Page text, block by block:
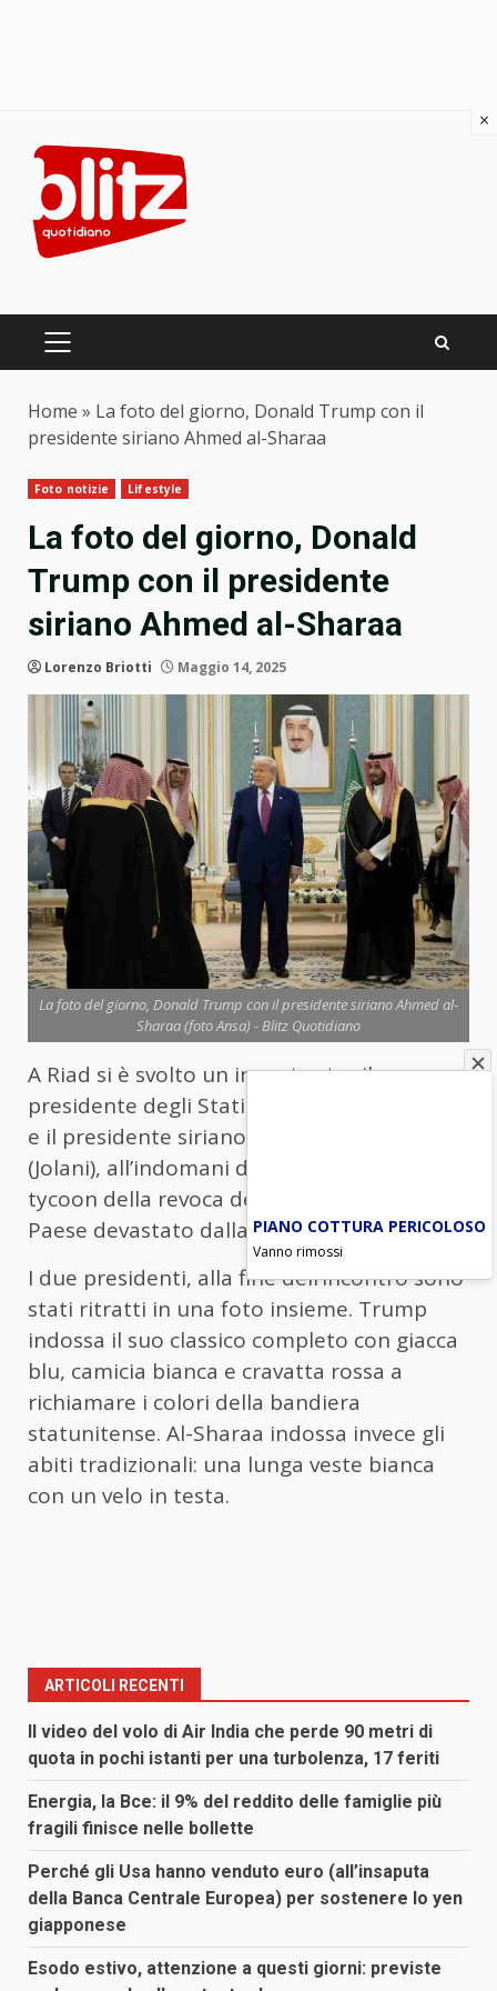
content
PRIMARY
Home » La foto del giorno, Donald Trump con il
presidente siriano Ahmed al-Sharaa
Foto notizie Lifestyle
La foto del giorno, Donald
Trump con il presidente
siriano Ahmed al-Sharaa
Lorenzo Briotti Maggio 14, 2025
La foto del giorno, Donald Trump con il presidente siriano Ahmed al-
Sharaa (foto Ansa) - Blitz Quotidiano
A Riad si è svolto un incontro tra il
presidente degli Stati Uniti Donald Trump
e il presidente siriano Ahmed al-Sharaa
(Jolani), all’indomani dell’annuncio del
tycoon della revoca delle sanzioni contro il
Paese devastato dalla guerra.
I due presidenti, alla fine dell’incontro sono
stati ritratti in una foto insieme. Trump
indossa il suo classico completo con giacca
blu, camicia bianca e cravatta rossa a
richiamare i colori della bandiera
statunitense. Al-Sharaa indossa invece gli
abiti tradizionali: una lunga veste bianca
con un velo in testa.
ARTICOLI RECENTI
Il video del volo di Air India che perde 90 metri di
quota in pochi istanti per una turbolenza, 17 feriti
Energia, la Bce: il 9% del reddito delle famiglie più
fragili finisce nelle bollette
Perché gli Usa hanno venduto euro (all’insaputa
della Banca Centrale Europea) per sostenere lo yen
giapponese
Esodo estivo, attenzione a questi giorni: previste
×
PIANO COTTURA PERICOLOSO
Vanno rimossi